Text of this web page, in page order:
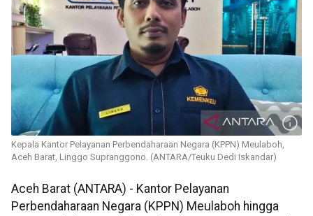
Kepala Kantor Pelayanan Perbendaharaan Negara (KPPN) Meulaboh,
Aceh Barat, Linggo Supranggono. (ANTARA/Teuku Dedi Iskandar)
Aceh Barat (ANTARA) - Kantor Pelayanan
Perbendaharaan Negara (KPPN) Meulaboh hingga